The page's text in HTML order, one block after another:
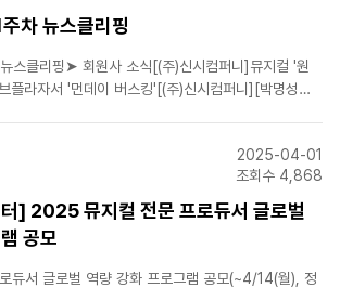
차 뉴스클리핑
스클리핑➤ 회원사 소식[(주)신시컴퍼니]뮤지컬 '원
플라자서 '먼데이 버스킹'[(주)신시컴퍼니][박명성의
마지막 티켓..
2025-04-01
조회수 4,868
] 2025 뮤지컬 전문 프로듀서 글로벌
공모
듀서 글로벌 역량 강화 프로그램 공모(~4/14(월), 정